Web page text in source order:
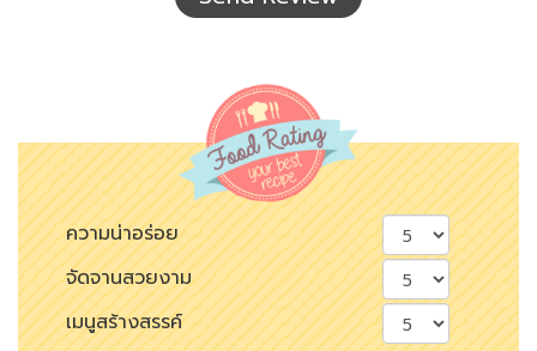
ความน่าอร่อย
จัดจานสวยงาม
เมนูสร้างสรรค์